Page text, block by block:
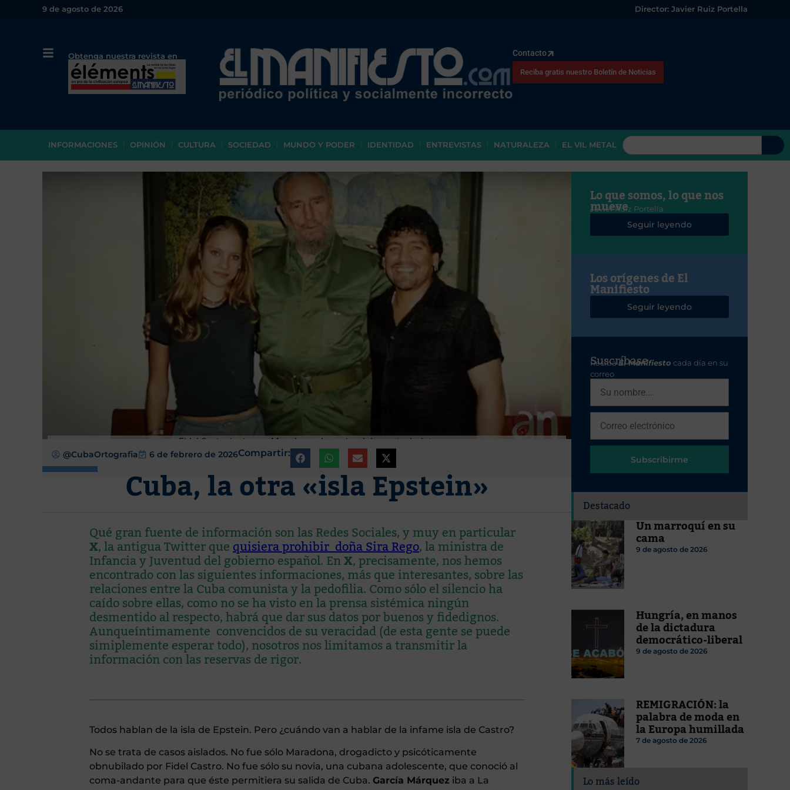
9 de agosto de 2026 Director: Javier Ruiz Portella
Obtenga nuestra revista en
papel o en PDF
Contacto
Reciba gratis nuestro Boletín de Noticias
INFORMACIONES OPINIÓN CULTURA SOCIEDAD MUNDO Y PODER IDENTIDAD ENTREVISTAS NATURALEZA EL VIL METAL
Fidel Castro junto con Maradona y la novia adolescente de éste
@CubaOrtografia 6 de febrero de 2026Compartir:
Cuba, la otra «isla Epstein»
Qué gran fuente de información son las Redes Sociales, y muy en particular
X, la antigua Twitter quequisiera prohibir doña Sira Rego, la ministra de
Infancia y Juventud del gobierno español. EnX, precisamente, nos hemos
encontrado con las siguientes informaciones, más que interesantes, sobre las
relaciones entre la Cuba comunista y la pedofilia. Como sólo el silencio ha
caído sobre ellas, como no se ha visto en la prensa sistémica ningún
desmentido al respecto, habrá que dar sus datos por buenos y fidedignos.
Aunqueíntimamente convencidos de su veracidad (de esta gente se puede
simiplemente esperar todo), nosotros nos limitamos a transmitir la
información con las reservas de rigor.
Todos hablan de la isla de Epstein. Pero ¿cuándo van a hablar de la infame isla de Castro?
No se trata de casos aislados. No fue sólo Maradona, drogadicto y psicóticamente
obnubilado por Fidel Castro. No fue sólo su novia, una cubana adolescente, que conoció al
coma-andante para que éste permitiera su salida de Cuba. García Márquez iba a La
Lo que somos, lo que nos
mueve
Javier Ruiz Portella
Seguir leyendo
Los orígenes de El
Manifiesto
Seguir leyendo
Suscríbase
RecibaEl Manifiesto cada día en su
correo
Subscribirme
Destacado
Un marroquí en su
cama
9 de agosto de 2026
Hungría, en manos
de la dictadura
democrático-liberal
9 de agosto de 2026
REMIGRACIÓN: la
palabra de moda en
la Europa humillada
7 de agosto de 2026
Lo más leído